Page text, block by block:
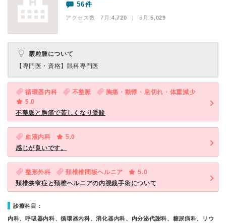
56件
アクセス数 7月:4,720 | 6月:5,029
霰粒腫について
【専門医・資格】 眼科専門医
循環器内科 不整脈
胸痛・動悸・息切れ・体重減少
5.0
不整脈と胸痛で苦しくなり受診
血液内科
5.0
感じが良いです。
整形外科 頚椎椎間板ヘルニア
5.0
頚椎狭窄症と頚椎ヘルニアの内視鏡手術について
診療科目：
内科、呼吸器内科、循環器内科、消化器内科、内分泌代謝科、糖尿病科、リウ